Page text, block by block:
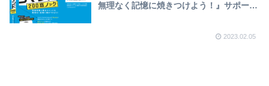
無理なく記憶に焼きつけよう！』サポート
2023.02.05